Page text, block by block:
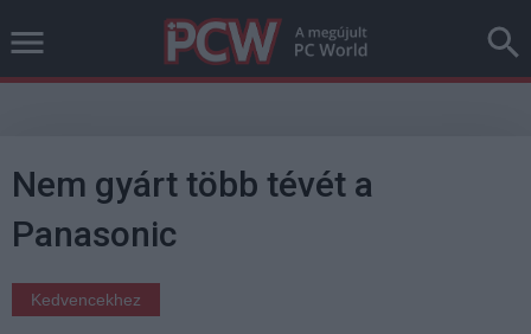
Nem gyárt több tévét a
Panasonic
Kedvencekhez